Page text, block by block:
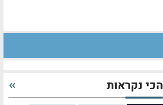
הכי נקראות